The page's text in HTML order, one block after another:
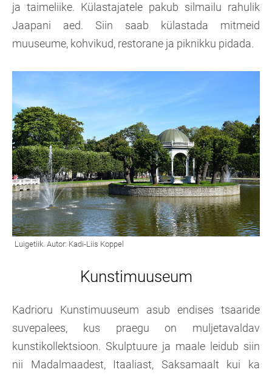
ja taimeliike. Külastajatele pakub silmailu rahulik
Jaapani aed. Siin saab külastada mitmeid
muuseume, kohvikud, restorane ja piknikku pidada.
Kunstimuuseum
Kadrioru Kunstimuuseum asub endises tsaaride
suvepalees, kus praegu on muljetavaldav
kunstikollektsioon. Skulptuure ja maale leidub siin
nii Madalmaadest, Itaaliast, Saksamaalt kui ka